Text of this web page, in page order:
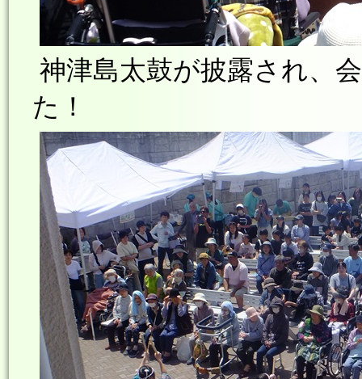
神津島太鼓が披露され、
た！